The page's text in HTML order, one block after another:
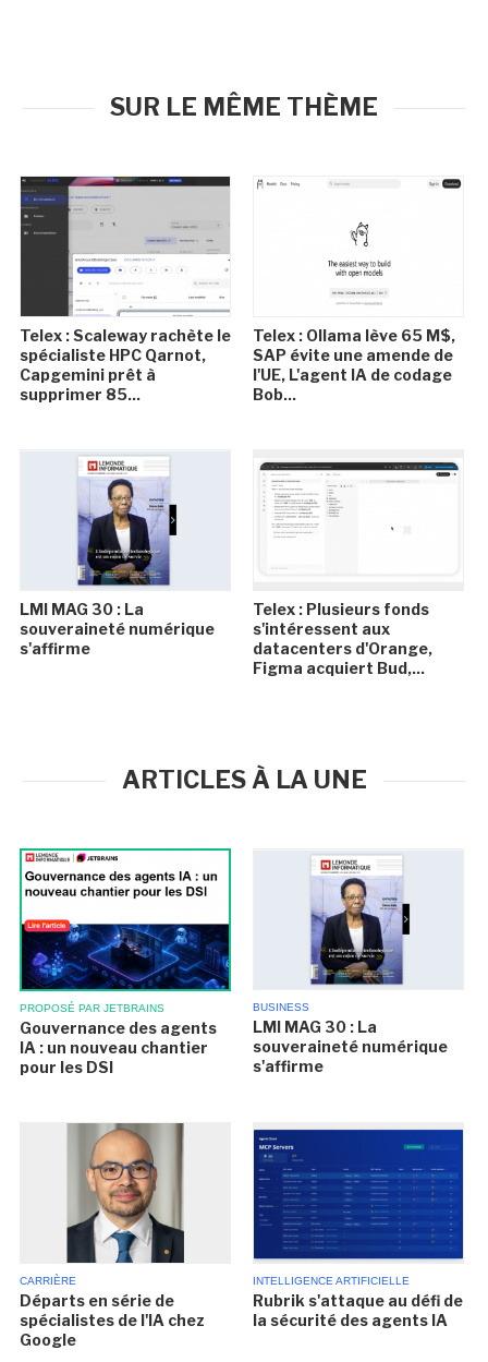
SUR LE MÊME THÈME
Telex : Scaleway rachète le
spécialiste HPC Qarnot,
Capgemini prêt à
supprimer 85...
Telex : Ollama lève 65 M$,
SAP évite une amende de
l'UE, L'agent IA de codage
Bob...
LMI MAG 30 : La
souveraineté numérique
s'affirme
Telex : Plusieurs fonds
s'intéressent aux
datacenters d'Orange,
Figma acquiert Bud,...
ARTICLES À LA UNE
PROPOSÉ PAR JETBRAINS
Gouvernance des agents
IA : un nouveau chantier
pour les DSI
BUSINESS
LMI MAG 30 : La
souveraineté numérique
s'affirme
CARRIÈRE
Départs en série de
spécialistes de l'IA chez
Google
INTELLIGENCE ARTIFICIELLE
Rubrik s'attaque au défi de
la sécurité des agents IA